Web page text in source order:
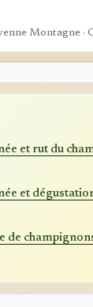
Montagne ·
et rut du
et
de